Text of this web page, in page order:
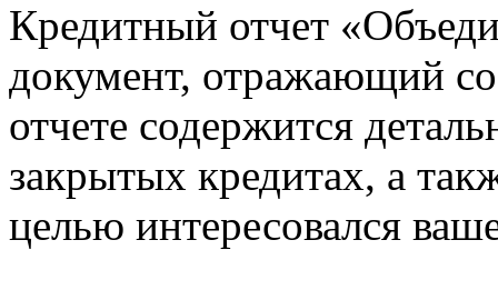
Кредитный отчет
документ, отражающий
отчете содержится
закрытых кредитах, а
целью интересовался